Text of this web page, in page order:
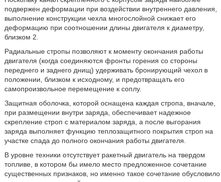
подвержен деформации при воздействии внутреннего давления,
выполнение конструкции чехла многослойной снижает его
деформацию при соотношении длины двигателя к диаметру,
близком 2.
Радиальные стропы позволяют к моменту окончания работы
двигателя (когда соединяются фронты горения со стороны
переднего и заднего днищ) удерживать бронирующий чехол в
положении, близком к исходному, и предотвращать его
самопроизвольное перемещение к соплу.
Защитная оболочка, которой оснащена каждая стропа, вначале,
при размещении внутри заряда, обеспечивает надежное
скрепление строп с материалом заряда, а после выгорания
заряда выполняет функцию теплозащитного покрытия строп на
участке спада до полного окончания работы двигателя.
В уровне техники отсутствует ракетный двигатель на твердом
топливе, в котором бы имело место предложенное сочетание
существенных признаков, но именно такое сочетание обусловило